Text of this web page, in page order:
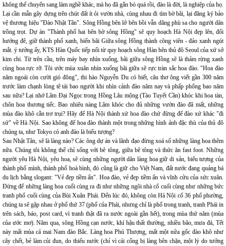
không thể chuyển sang làm nghề khác, mà họ đã gắn bó quá rồi, đào là đời, là nghiệp của họ.
Lại cần mẫn gây dựng trên chút đất ít ỏi vườn nhà, cùng nhau đi tìm bờ bãi, lại đăng ký bảo
vệ thương hiệu "Đào Nhật Tân". Sông Hồng bên lở bên bồi vẫn dâng phù sa cho người dân
trồng trọt. Dự án "Thành phố hai bên bờ sông Hồng" sẽ quy hoạch Hà Nội đẹp lên, đổi
hướng đê, giữ thành phố xanh, biến bãi Giữa sông Hồng thành công viên - đảo xanh ngút
mắt. ý tưởng ấy, KTS Hàn Quốc tiếp nối từ quy hoạch sông Hàn bên thủ đô Seoul của xứ sở
kim chi. Từ trên cầu, trên máy bay nhìn xuống, bãi giữa sông Hồng sẽ là thảm rừng xanh
cùng hoa rực rỡ. Tôi ước mùa xuân nhìn xuống bãi giữa sẽ rực tràn sắc hoa đào. "Hoa đào
năm ngoái còn cười gió đông", thi hào Nguyễn Du có biết, câu thơ ông viết gần 300 năm
trước làm chạnh lòng tê tái bao người khi nhìn cảnh đào năm nay và phấp phổng bao năm
sau nữa? Lại nhớ Lâm Đại Ngọc trong Hồng Lâu mộng (Tào Tuyết Cần) khóc khi hoa tàn,
chôn hoa thương tiếc. Bao nhiêu nàng Lâm khóc cho đủ những vườn đào đã mất, những
mùa đào khô cằn trơ trụi? Hãy để Hà Nội thành xứ hoa đào chứ đừng để đào xứ khác "đi
sứ" về Hà Nội. Sao không để hoa đào thành một trong những hình ảnh đặc thù của thủ đô
chúng ta, như Tokyo có anh đào là biểu tượng?
Sau Nhật Tân, sẽ là làng nào? Các ông dự án và lãnh đạo đừng xoá sổ những làng hoa thêm
nữa. Chúng tôi không thể chỉ sống với bê tông, giữa bê tông và thức ăn fast foot. Những
người yêu Hà Nội, yêu hoa, sẽ cùng những người dân làng hoa giữ di sản, biểu tượng của
thành phố mình, thành phố hoà bình, đó cũng là giữ cho Việt Nam, đất nước đang quảng bá
du lịch bằng slogant: "Vẻ đẹp tiềm ẩn". Hoa đào, vẻ đẹp tiềm ẩn và vĩnh cửu của sức xuân.
Đừng để những làng hoa cuối cùng ra đi như những ngôi nhà cổ cuối cùng như những bức
tranh phố cuối cùng của Bùi Xuân Phái. Đến lúc đó, không còn Hà Nội cổ 36 phố phường,
chúng ta sẽ gặp nhau ở phố thứ 37 (phố của Phái, nhưng chỉ là phố trong tranh, tranh Phái in
trên sách, báo, post card, vì tranh thật đã ra nước ngoài gần hết), trong mùa thứ năm (mùa
của ước mơ). Năm qua, sông Hồng cạn nước, khí hậu thất thường, nhiều bão, mưa đá, Tết
này mất mùa cả mai Nam đào Bắc. Làng hoa Phú Thượng, mất một nửa gốc đào khô như
cây chết, bẻ làm củi đun, do thiếu nước (chỉ vì cái cống bị làng bên chặn, một lý do tưởng